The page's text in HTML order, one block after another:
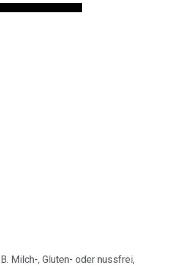
Milch-, Gluten- oder nussfrei,